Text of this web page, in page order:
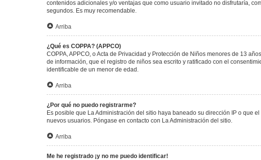
contenidos adicionales y/o ventajas que como usuario invitado no disfrutaría,
segundos. Es muy recomendable.
Arriba
¿Qué es COPPA? (APPCO)
COPPA, APPCO, o Acta de Privacidad y Protección de Niños menores de 13
de información, que el registro de niños sea escrito y ratificado con el
identificable de un menor de edad.
Arriba
¿Por qué no puedo registrarme?
Es posible que La Administración del sitio haya baneado su dirección IP o que
nuevos usuarios. Póngase en contacto con La Administración del sitio.
Arriba
Me he registrado ¡y no me puedo identificar!